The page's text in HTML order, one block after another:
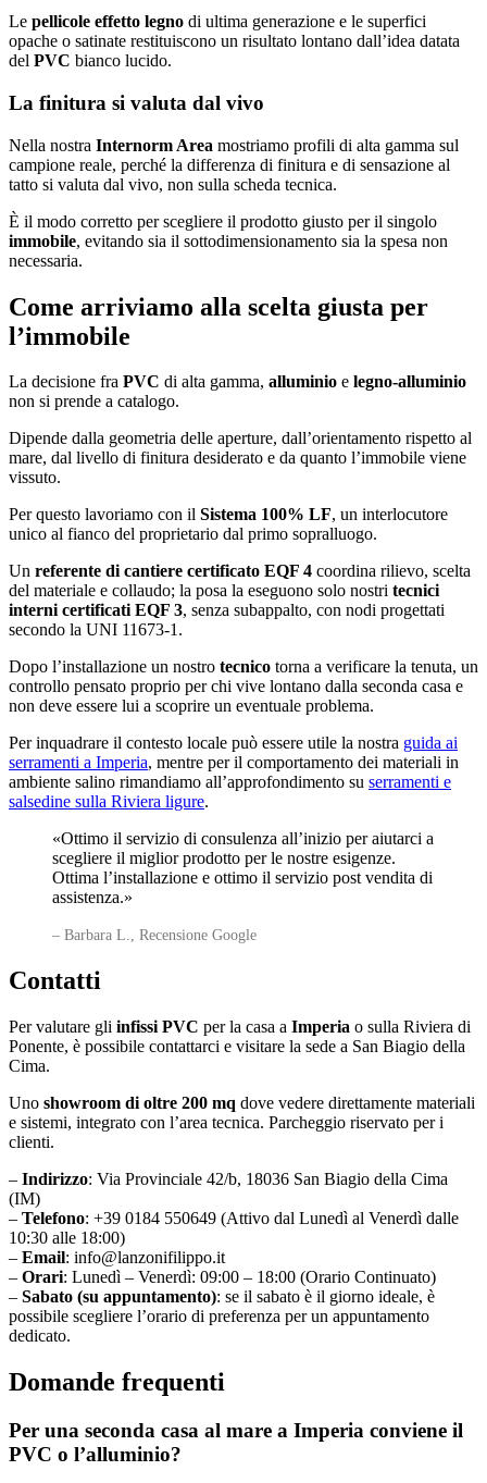
Le pellicole effetto legno di ultima generazione e le superfici
opache o satinate restituiscono un risultato lontano dall’idea datata
del PVC bianco lucido.
La finitura si valuta dal vivo
Nella nostra Internorm Area mostriamo profili di alta gamma sul
campione reale, perché la differenza di finitura e di sensazione al
tatto si valuta dal vivo, non sulla scheda tecnica.
È il modo corretto per scegliere il prodotto giusto per il singolo
immobile, evitando sia il sottodimensionamento sia la spesa non
necessaria.
Come arriviamo alla scelta giusta per
l’immobile
La decisione fra PVC di alta gamma, alluminio e legno-alluminio
non si prende a catalogo.
Dipende dalla geometria delle aperture, dall’orientamento rispetto al
mare, dal livello di finitura desiderato e da quanto l’immobile viene
vissuto.
Per questo lavoriamo con il Sistema 100% LF, un interlocutore
unico al fianco del proprietario dal primo sopralluogo.
Un referente di cantiere certificato EQF 4 coordina rilievo, scelta
del materiale e collaudo; la posa la eseguono solo nostri tecnici
interni certificati EQF 3, senza subappalto, con nodi progettati
secondo la UNI 11673-1.
Dopo l’installazione un nostro tecnico torna a verificare la tenuta, un
controllo pensato proprio per chi vive lontano dalla seconda casa e
non deve essere lui a scoprire un eventuale problema.
Per inquadrare il contesto locale può essere utile la nostra guida ai
serramenti a Imperia, mentre per il comportamento dei materiali in
ambiente salino rimandiamo all’approfondimento su serramenti e
salsedine sulla Riviera ligure.
«Ottimo il servizio di consulenza all’inizio per aiutarci a
scegliere il miglior prodotto per le nostre esigenze.
Ottima l’installazione e ottimo il servizio post vendita di
assistenza.»
– Barbara L., Recensione Google
Contatti
Per valutare gli infissi PVC per la casa a Imperia o sulla Riviera di
Ponente, è possibile contattarci e visitare la sede a San Biagio della
Cima.
Uno showroom di oltre 200 mq dove vedere direttamente materiali
e sistemi, integrato con l’area tecnica. Parcheggio riservato per i
clienti.
– Indirizzo: Via Provinciale 42/b, 18036 San Biagio della Cima
(IM)
– Telefono: +39 0184 550649 (Attivo dal Lunedì al Venerdì dalle
10:30 alle 18:00)
– Email: info@lanzonifilippo.it
– Orari: Lunedì – Venerdì: 09:00 – 18:00 (Orario Continuato)
– Sabato (su appuntamento): se il sabato è il giorno ideale, è
possibile scegliere l’orario di preferenza per un appuntamento
dedicato.
Domande frequenti
Per una seconda casa al mare a Imperia conviene il
PVC o l’alluminio?